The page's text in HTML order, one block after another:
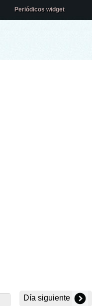
Periódicos widget
Día siguiente